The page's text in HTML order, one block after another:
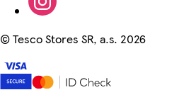
©Tesco Stores SR, a.s. 2026